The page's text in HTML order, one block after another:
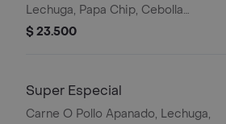
Lechuga, Papa Chip, Cebolla
Caramelizada, Queso, Tomate, Huevo
$ 23.500
Super Especial
Carne O Pollo Apanado, Lechuga,